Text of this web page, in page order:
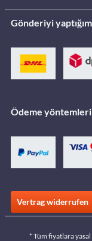
Gönderiyi
Ödeme yöntemleri
Vertrag widerrufen
* Tüm fiyatlara